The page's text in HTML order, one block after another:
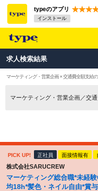
typeのアプリ
インストール
求人検索結果
マーケティング・営業企画 × 交通費全額支給
マーケティング・営業企画／交
PICK UP! 正社員 面接情報有
株式会社SARUCREW
マーケティング総合職*未経
均18h*髪色・ネイル自由*賞